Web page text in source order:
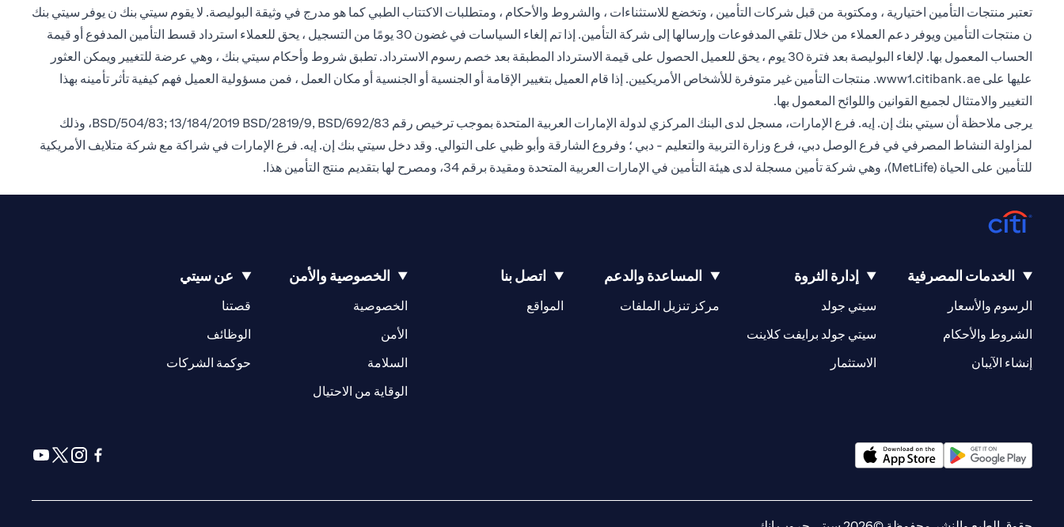
تعتبر منتجات التأمين اختيارية ، ومكتوبة من قبل شركات التأمين ، وتخضع للاستثناءات ، والشروط والأحكام ، ومتطلبات الاكتتاب الطبي كما هو مدرج في وثيقة البوليصة. لا يقوم سيتي بنك ن يوفر سيتي بنك
ن منتجات التأمين ويوفر دعم العملاء من خلال تلقي المدفوعات وإرسالها إلى شركة التأمين. إذا تم إلغاء السياسات في غضون 30 يومًا من التسجيل ، يحق للعملاء استرداد قسط التأمين المدفوع أو قيمة
الحساب المعمول بها. لإلغاء البوليصة بعد فترة 30 يوم ، يحق للعميل الحصول على قيمة الاسترداد المطبقة بعد خصم رسوم الاسترداد. تطبق شروط وأحكام سيتي بنك ، وهي عرضة للتغيير ويمكن العثور
عليها على www1.citibank.ae
(opens in a new tab). منتجات التأمين غير متوفرة للأشخاص الأمريكيين. إذا قام العميل بتغيير الإقامة أو الجنسية أو الجنسية أو مكان العمل ، فمن مسؤولية العميل فهم كيفية تأثر تأمينه بهذا
التغيير والامتثال لجميع القوانين واللوائح المعمول بها.
يرجى ملاحظة أن سيتي بنك إن. إيه. فرع الإمارات، مسجل لدى البنك المركزي لدولة الإمارات العربية المتحدة بموجب ترخيص رقم BSD/504/83; 13/184/2019 BSD/2819/9, BSD/692/83، وذلك
لمزاولة النشاط المصرفي في فرع الوصل دبي، فرع وزارة التربية والتعليم - دبي ؛ وفروع الشارقة وأبو ظبي على التوالي. وقد دخل سيتي بنك إن. إيه. فرع الإمارات في شراكة مع شركة متلايف الأمريكية
للتأمين على الحياة (MetLife)، وهي شركة تأمين مسجلة لدى هيئة التأمين في الإمارات العربية المتحدة ومقيدة برقم 34، ومصرح لها بتقديم منتج التأمين هذا.
الخدمات المصرفية
الرسوم والأسعار
الشروط والأحكام
إنشاء الآيبان
إدارة الثروة
سيتي جولد
سيتي جولد برايفت كلاينت
الاستثمار
المساعدة والدعم
مركز تنزيل الملفات
اتصل بنا
المواقع
(opens in a new tab)
الخصوصية والأمن
الخصوصية
الأمن
السلامة
الوقاية من الاحتيال
عن سيتي
قصتنا
(opens in a new tab)
الوظائف
(opens in a new tab)
حوكمة الشركات
(opens in a new tab)